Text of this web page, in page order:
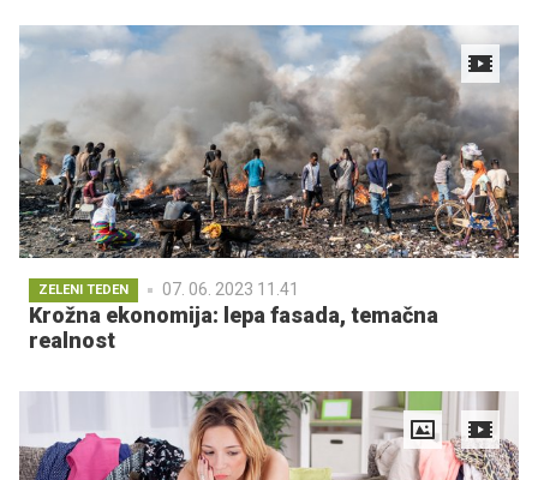
ZELENI TEDEN 07. 06. 2023 11.41
Krožna ekonomija: lepa fasada, temačna
realnost